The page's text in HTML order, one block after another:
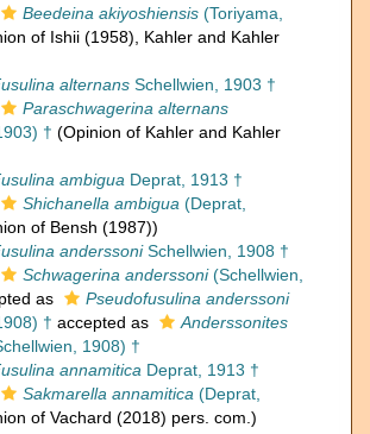
Beedeina akiyoshiensis (Toriyama,
of Ishii (1958), Kahler and Kahler
alternans Schellwien, 1903 †
Paraschwagerina alternans
† (Opinion of Kahler and Kahler
ambigua Deprat, 1913 †
Shichanella ambigua (Deprat,
of Bensh (1987))
anderssoniSchellwien, 1908 †
Schwagerina anderssoni(Schellwien,
as
Pseudofusulina anderssoni
† accepted as
Anderssonites
1908) †
annamitica Deprat, 1913 †
Sakmarella annamitica (Deprat,
of Vachard (2018) pers. com.)